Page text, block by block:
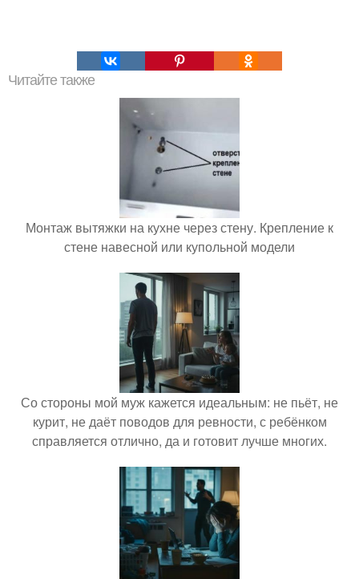
Читайте также
Монтаж вытяжки на кухне через стену. Крепление к
стене навесной или купольной модели
Со стороны мой муж кажется идеальным: не пьёт, не
курит, не даёт поводов для ревности, с ребёнком
справляется отлично, да и готовит лучше многих.